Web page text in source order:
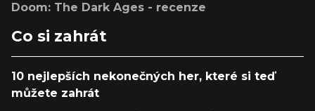
Doom: The Dark Ages - recenze
Co si zahrát
10 nejlepších nekonečných her, které si teď
můžete zahrát